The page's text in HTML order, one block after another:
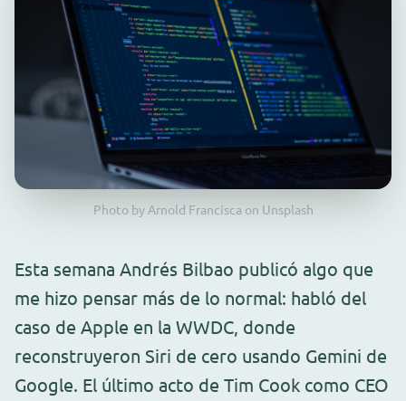
Photo by Arnold Francisca on Unsplash
Esta semana Andrés Bilbao publicó algo que
me hizo pensar más de lo normal: habló del
caso de Apple en la WWDC, donde
reconstruyeron Siri de cero usando Gemini de
Google. El último acto de Tim Cook como CEO